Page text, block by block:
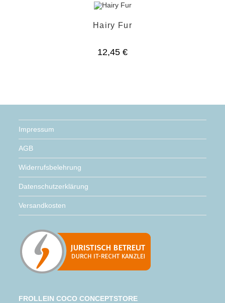
Hairy Fur
12,45 €
Impressum
AGB
Widerrufsbelehrung
Datenschutzerklärung
Versandkosten
FROLLEIN COCO CONCEPTSTORE